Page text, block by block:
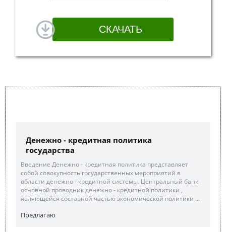
Денежно - кредитная политика
государства
Введение Денежно - кредитная политика представляет
собой совокупность государственных мероприятий в
области денежно - кредитной системы. Центральный банк
основной проводник денежно - кредитной политики ,
являющейся составной частью экономической политики ...
Предлагаю